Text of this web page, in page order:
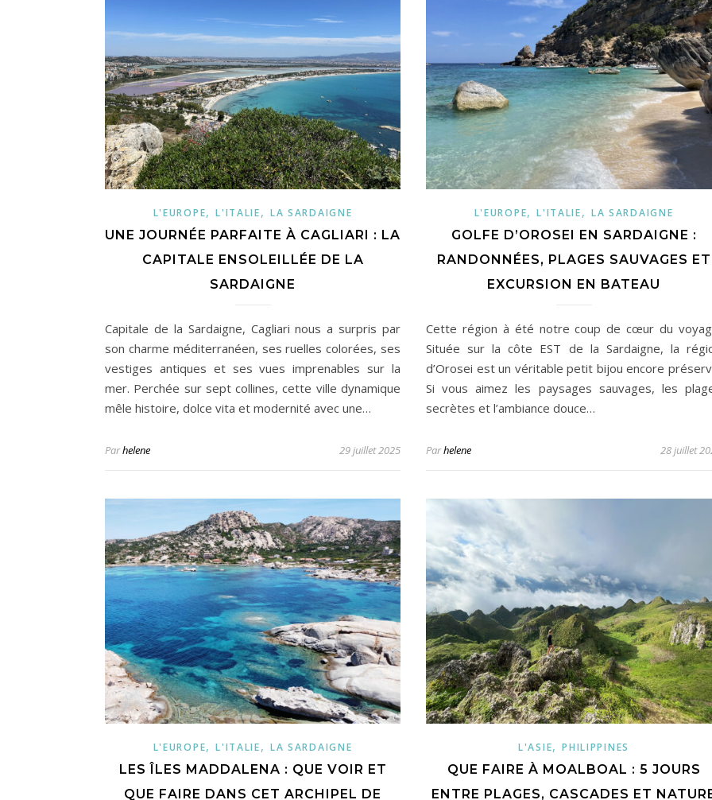
L'EUROPE,L'ITALIE, LA SARDAIGNE
UNE JOURNÉE PARFAITE À CAGLIARI : LA
CAPITALE ENSOLEILLÉE DE LA
SARDAIGNE
Capitale de la Sardaigne, Cagliari nous a surpris par
son charme méditerranéen, ses ruelles colorées, ses
vestiges antiques et ses vues imprenables sur la
mer. Perchée sur sept collines, cette ville dynamique
mêle histoire, dolce vita et modernité avec une…
Parhelene 29 juillet 2025
L'EUROPE,L'ITALIE, LA SARDAIGNE
GOLFE D’OROSEI EN SARDAIGNE :
RANDONNÉES, PLAGES SAUVAGES ET
EXCURSION EN BATEAU
Cette région à été notre coup de cœur du
Située sur la côte EST de la Sardaigne, la
d’Orosei est un véritable petit bijou encore
Si vous aimez les paysages sauvages, les
secrètes et l’ambiance douce…
Parhelene 28 juillet
L'EUROPE,L'ITALIE, LA SARDAIGNE
LES ÎLES MADDALENA : QUE VOIR ET
QUE FAIRE DANS CET ARCHIPEL DE
L'ASIE,PHILIPPINES
QUE FAIRE À MOALBOAL : 5 JOURS
ENTRE PLAGES, CASCADES ET